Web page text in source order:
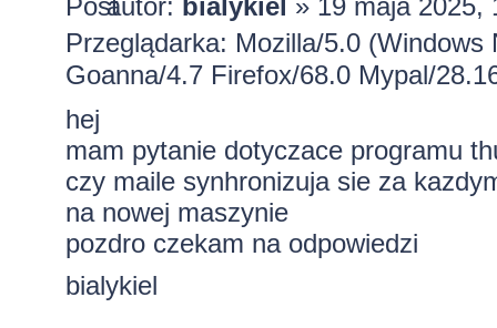
autor: bialykiel » 19 maja 2025,
Przeglądarka: Mozilla/5.0
Goanna/4.7 Firefox/68.0 Mypal/
hej
mam pytanie dotyczace programu
czy maile synhronizuja sie za
na nowej maszynie
pozdro czekam na odpowiedzi
bialykiel